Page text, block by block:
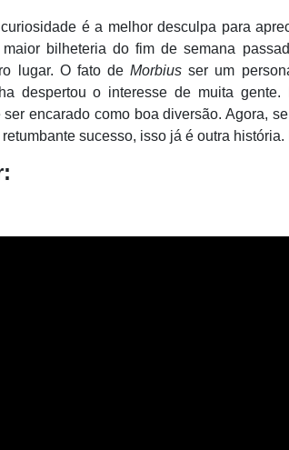
é a melhor desculpa para
bilheteria do fim de semana
lugar. O fato deMorbius ser um
despertou o interesse de muita
encarado como boa diversão. Agora,
sucesso, isso já é outra